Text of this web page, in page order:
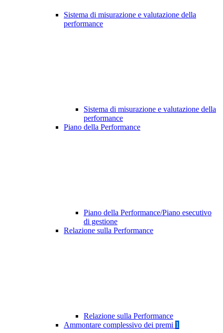
Sistema di misurazione e valutazione della
performance
Sistema di misurazione e valutazione della
performance
Piano della Performance
Piano della Performance/Piano esecutivo
di gestione
Relazione sulla Performance
Relazione sulla Performance
Ammontare complessivo dei premi 1